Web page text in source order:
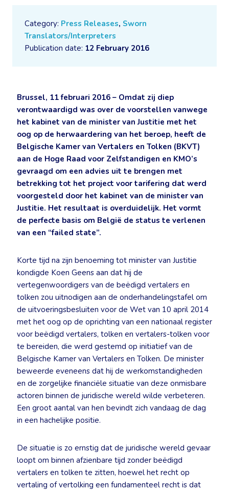
Category: Press Releases, Sworn
Translators/Interpreters
Publication date: 12 February 2016
Brussel, 11 februari 2016 – Omdat zij diep
verontwaardigd was over de voorstellen vanwege
het kabinet van de minister van Justitie met het
oog op de herwaardering van het beroep, heeft de
Belgische Kamer van Vertalers en Tolken (BKVT)
aan de Hoge Raad voor Zelfstandigen en KMO’s
gevraagd om een advies uit te brengen met
betrekking tot het project voor tarifering dat werd
voorgesteld door het kabinet van de minister van
Justitie. Het resultaat is overduidelijk. Het vormt
de perfecte basis om België de status te verlenen
van een “failed state”.
Korte tijd na zijn benoeming tot minister van Justitie
kondigde Koen Geens aan dat hij de
vertegenwoordigers van de beëdigd vertalers en
tolken zou uitnodigen aan de onderhandelingstafel om
de uitvoeringsbesluiten voor de Wet van 10 april 2014
met het oog op de oprichting van een nationaal register
voor beëdigd vertalers, tolken en vertalers-tolken voor
te bereiden, die werd gestemd op initiatief van de
Belgische Kamer van Vertalers en Tolken. De minister
beweerde eveneens dat hij de werkomstandigheden
en de zorgelijke financiële situatie van deze onmisbare
actoren binnen de juridische wereld wilde verbeteren.
Een groot aantal van hen bevindt zich vandaag de dag
in een hachelijke positie.
De situatie is zo ernstig dat de juridische wereld gevaar
loopt om binnen afzienbare tijd zonder beëdigd
vertalers en tolken te zitten, hoewel het recht op
vertaling of vertolking een fundamenteel recht is dat